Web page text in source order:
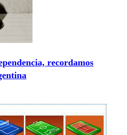
recordamos